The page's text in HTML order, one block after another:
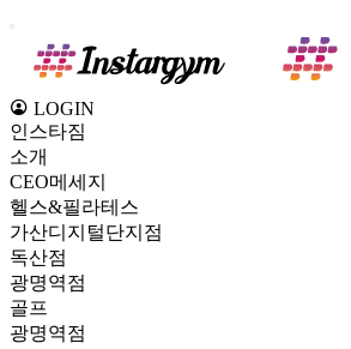
LOGIN
인스타짐
소개
CEO메세지
헬스&필라테스
가산디지털단지점
독산점
광명역점
골프
광명역점